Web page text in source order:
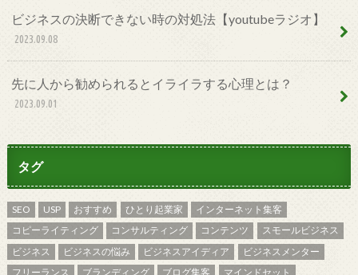
ビジネスの決断できない時の対処法【youtubeラジオ】
2023.09.08
先に人から勧められるとイライラする心理とは？
2023.09.01
タグ
SEO USP おすすめ ひとり起業家
インターネット集客
コピーライティング
コンサルティング コンテンツ
スモールビジネス
ビジネス
ビジネスの悩み ビジネスアイディア
ビジネスメンター
フリーランス
ブランディング ブログ集客
マインドセット